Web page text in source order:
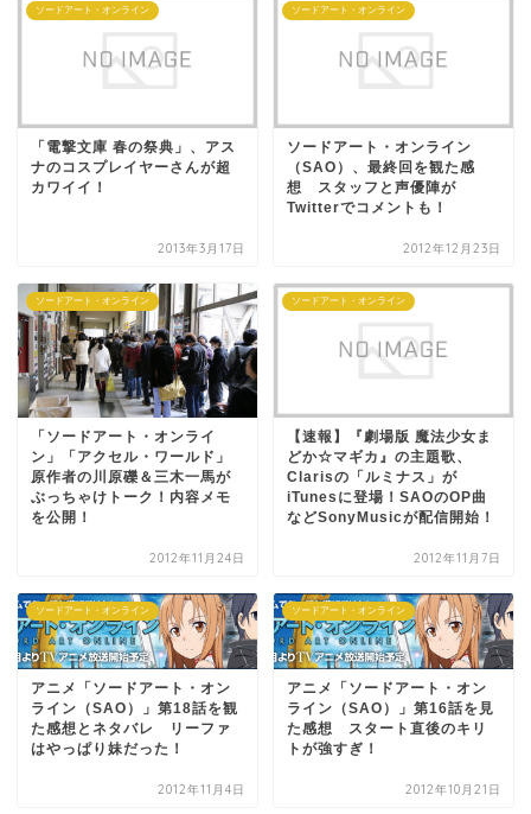
ソードアート・オンライン
「電撃文庫 春の祭典」、アス
ナのコスプレイヤーさんが超
カワイイ！
2013年3月17日
ソードアート・オンライン
ソードアート・オンライン
（SAO）、最終回を観た感
想 スタッフと声優陣が
Twitterでコメントも！
2012年12月23日
ソードアート・オンライン
「ソードアート・オンライ
ン」「アクセル・ワールド」
原作者の川原礫＆三木一馬が
ぶっちゃけトーク！内容メモ
を公開！
2012年11月24日
ソードアート・オンライン
【速報】『劇場版 魔法少女ま
どか☆マギカ』の主題歌、
Clarisの「ルミナス」が
iTunesに登場！SAOのOP曲
などSonyMusicが配信開始！
2012年11月7日
ソードアート・オンライン
アニメ「ソードアート・オン
ライン（SAO）」第18話を観
た感想とネタバレ リーファ
はやっぱり妹だった！
2012年11月4日
ソードアート・オンライン
アニメ「ソードアート・オン
ライン（SAO）」第16話を見
た感想 スタート直後のキリ
トが強すぎ！
2012年10月21日